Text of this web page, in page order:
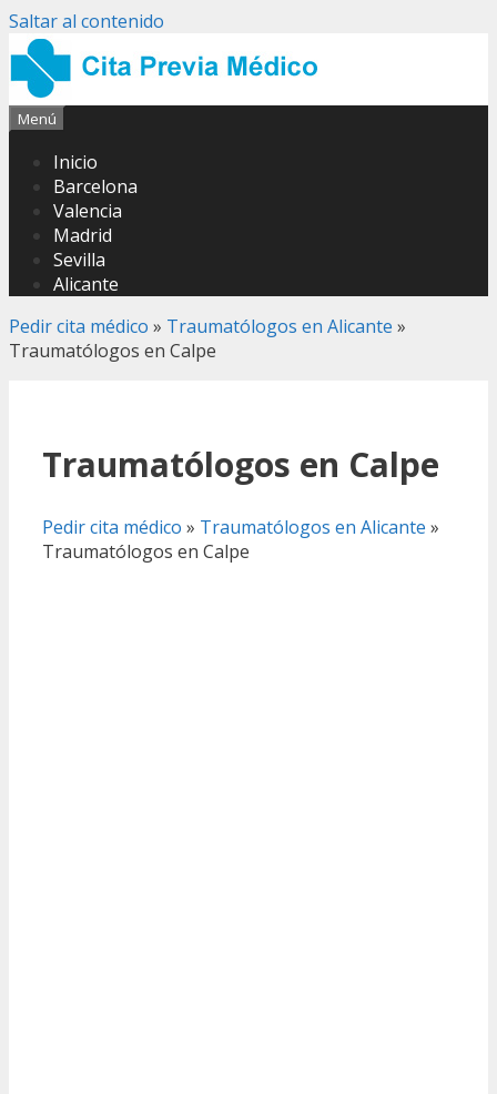
Saltar al contenido
Menú
Inicio
Barcelona
Valencia
Madrid
Sevilla
Alicante
Pedir cita médico » Traumatólogos en Alicante »
Traumatólogos en Calpe
Traumatólogos en Calpe
Pedir cita médico » Traumatólogos en Alicante »
Traumatólogos en Calpe